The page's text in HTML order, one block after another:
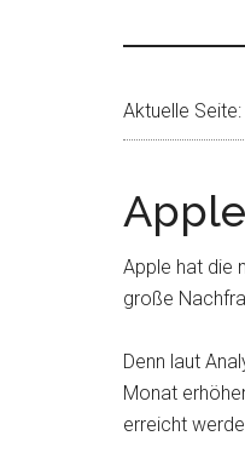
Aktuelle Seite:
Apple hat die
große
Denn laut
Monat
erreicht